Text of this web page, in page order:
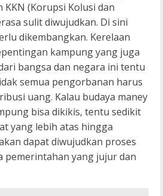
(Korupsi Kolusi dan
sulit diwujudkan. Di sini
dikembangkan. Kerelaan
kampung yang juga
bangsa dan negara ini tentu
semua pengorbanan harus
uang. Kalau budaya maney
bisa dikikis, tentu sedikit
yang lebih atas hingga
dapat diwujudkan proses
pemerintahan yang jujur dan